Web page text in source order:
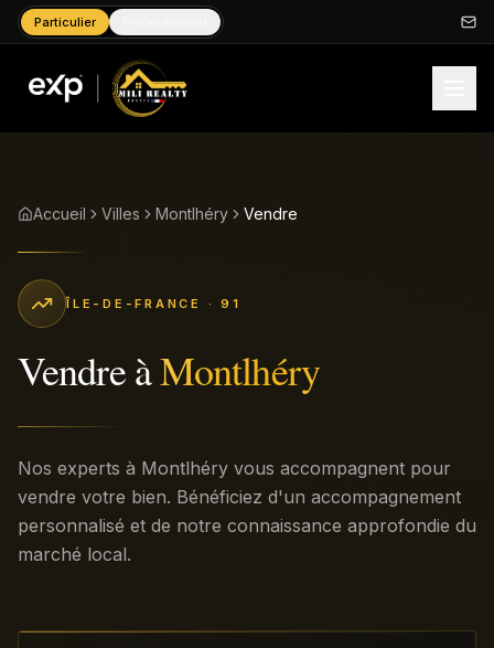
Particulier
Accueil Villes Montlhéry Vendre
ÎLE-DE-FRANCE · 91
VendreàMontlhéry
Nos experts à Montlhéry vous accompagnent pour
vendre votre bien. Bénéficiez d'un accompagnement
personnalisé et de notre connaissance approfondie du
marché local.